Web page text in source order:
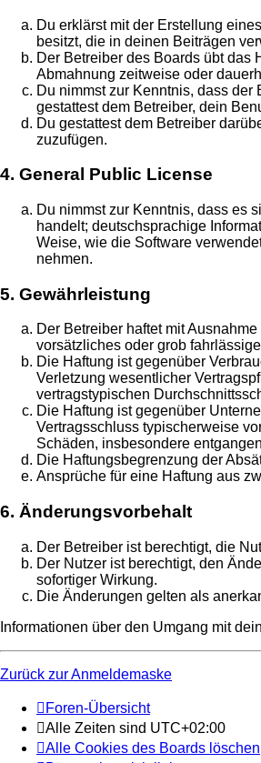
Du erklärst mit der Erstellung
besitzt, die in deinen Beiträgen
Der Betreiber des Boards übt das
Abmahnung zeitweise oder
Du nimmst zur Kenntnis, dass
gestattest dem Betreiber, dein
Du gestattest dem Betreiber
zuzufügen.
4. General Public License
Du nimmst zur Kenntnis, dass es
handelt; deutschsprachige
Weise, wie die Software
nehmen.
5. Gewährleistung
Der Betreiber haftet mit
vorsätzliches oder grob
Die Haftung ist gegenüber
Verletzung wesentlicher
vertragstypischen
Die Haftung ist gegenüber
Vertragsschluss typischerweise
Schäden, insbesondere
Die Haftungsbegrenzung der
Ansprüche für eine Haftung aus
6. Änderungsvorbehalt
Der Betreiber ist berechtigt, die
Der Nutzer ist berechtigt, den
sofortiger Wirkung.
Die Änderungen gelten als
Informationen über den Umgang mit
Zurück zur Anmeldemaske
Foren-Übersicht
Alle Zeiten sind UTC+02:00
Alle Cookies des Boards löschen